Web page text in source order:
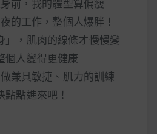
前，我的體型算偏瘦
的工作，整個人爆胖！
」，肌肉的線條才慢慢變
個人變得更健康
兼具敏捷、肌力的訓練
點點進來吧！